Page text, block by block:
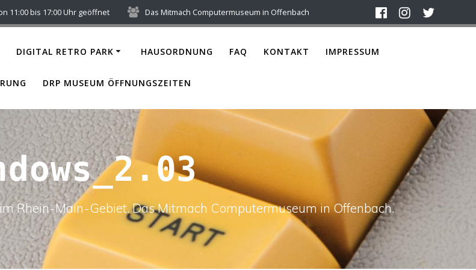
11:00 bis 17:00 Uhr geöffnet Das Mitmach Computermuseum in Offenbach
DIGITAL RETRO PARK HAUSORDNUNG FAQ KONTAKT IMPRESSUM
DRP MUSEUM ÖFFNUNGSZEITEN
Rhein-Main-Gebiet. Das Mitmach Computermuseum in Offenbach.